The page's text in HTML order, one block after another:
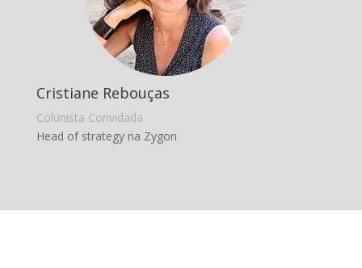
Cristiane Rebouças
Colunista Convidada
Head of strategy na Zygon